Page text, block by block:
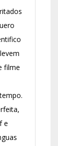
filme
e